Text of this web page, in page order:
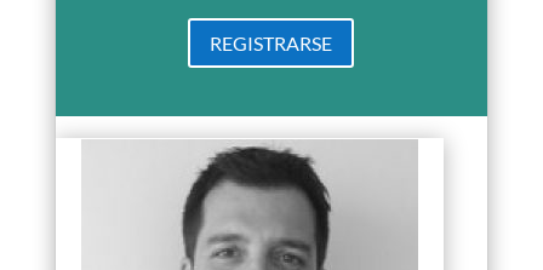
REGISTRARSE